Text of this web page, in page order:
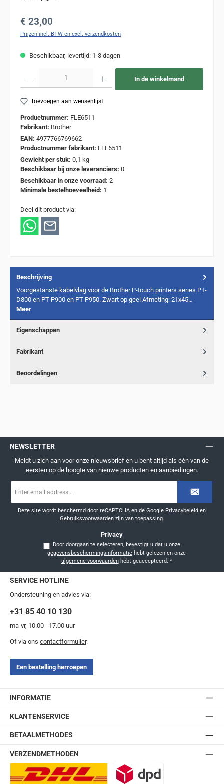
Normale prijs:
€ 23,00
Prijzen incl. BTW en excl. verzendkosten
Beschikbaar, levertijd: 1-3 dagen
In de winkelmand
Toevoegen aan wensenlijst
Productnummer: FLE6511
Fabrikant: Brother
EAN: 4977766769662
Productnummer fabrikant: FLE6511
Gewicht per stuk: 0,1 kg
Beschikbaar bij onze leveranciers: 0
Beschikbaar in onze voorraad: 2
Minimale bestelhoeveelheid: 1
Deel dit product via:
Beschrijving
Voorgestanste kabelvlag voor de Brother P-touch printers series PT-
D800 en PT-P900 en PT-P950. Zwart op geel Afmeting: 21x45…
Meer
Eigenschappen
Fabrikant
Beoordelingen
NEWSLETTER
Meldt u zich aan voor onze nieuwsbrief en u bent altijd als één van de
eersten op de hoogte van nieuwe producten en aanbiedingen.
mailadres
Deze site wordt beschermd door reCAPTCHA en de Google Privacybeleid en
Gebruiksvoorwaardenzijn van toepassing.
Privacy
Door doorgaan te selecteren, bevestigt u dat u onze
gegevensbeschermingsinformatie
algemene voorwaardenhebt geaccepteerd. *
SERVICE HOTLINE
Ondersteuning en advies via:
+31 85 40 10 130
ma-vr, 10.00 - 17.00 uur
Of via ons contactformulier.
Een bestelling herroepen
INFORMATIE
KLANTENSERVICE
BETAALMETHODES
VERZENDMETHODEN